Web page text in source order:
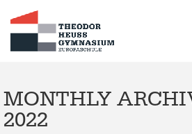
MONTHLY
2022